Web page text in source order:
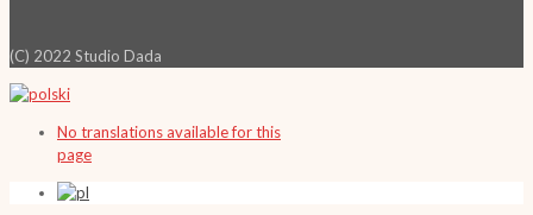
(C) 2022 Studio Dada
No translations available for this
page